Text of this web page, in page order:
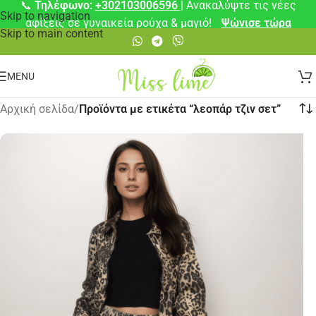
Skip to navigation
Skip to main content
📞 Τηλέφωνο: +302103006596 | Ανακαλύψτε τις νέες
αφίξεις σε γυναικεία ρούχα & μαγιό!
Ψώνισε τώρα
MENU
Αρχική σελίδα/Προϊόντα με ετικέτα “λεοπάρ τζιν σετ”